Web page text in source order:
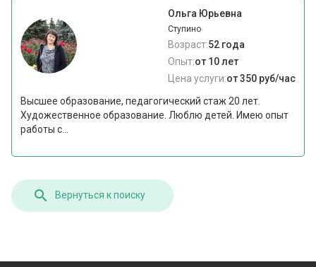
Ольга Юрьевна
Ступино
Возраст:52 года
Опыт:от 10 лет
Цена услуги:от 350 руб/час
Высшее образование, педагогический стаж 20 лет.
Художественное образование. Люблю детей. Имею опыт
работы с...
Вернуться к поиску